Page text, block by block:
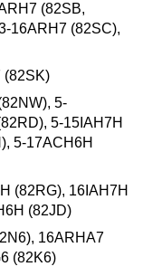
(82SB,
16ARH7 (82SC),
(82SK)
5-
5-15IAH7H
5-17ACH6H
(82RG), 16IAH7H
(82JD)
16ARHA7
(82K6)